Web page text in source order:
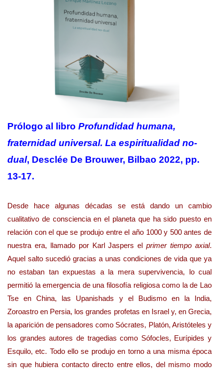
Prólogo al libro Profundidad humana,
fraternidad universal. La espiritualidad no-
dual, Desclée De Brouwer, Bilbao 2022, pp.
13-17.
Desde hace algunas décadas se está dando un cambio
cualitativo de consciencia en el planeta que ha sido puesto en
relación con el que se produjo entre el año 1000 y 500 antes de
nuestra era, llamado por Karl Jaspers elprimer tiempo axial.
Aquel salto sucedió gracias a unas condiciones de vida que ya
no estaban tan expuestas a la mera supervivencia, lo cual
permitió la emergencia de una filosofía religiosa como la de Lao
Tse en China, las Upanishads y el Budismo en la India,
Zoroastro en Persia, los grandes profetas en Israel y, en Grecia,
la aparición de pensadores como Sócrates, Platón, Aristóteles y
los grandes autores de tragedias como Sófocles, Eurípides y
Esquilo, etc. Todo ello se produjo en torno a una misma época
sin que hubiera contacto directo entre ellos, del mismo modo